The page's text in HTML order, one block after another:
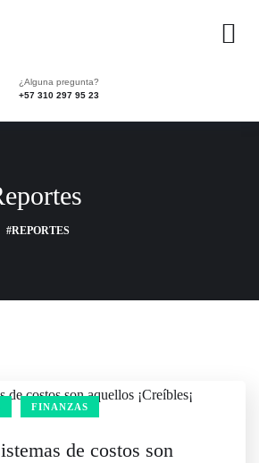
¿Alguna pregunta?
+57 310 297 95 23
#REPORTES
FINANZAS
de costos son